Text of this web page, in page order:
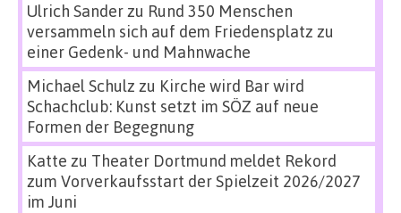
Ulrich Sanderzu Rund 350 Menschen
versammeln sich auf dem Friedensplatz zu
einer Gedenk- und Mahnwache
Michael Schulz zu Kirche wird Bar wird
Schachclub: Kunst setzt im SÖZ auf neue
Formen der Begegnung
Katte zu Theater Dortmund meldet Rekord
zum Vorverkaufsstart der Spielzeit 2026/2027
im Juni